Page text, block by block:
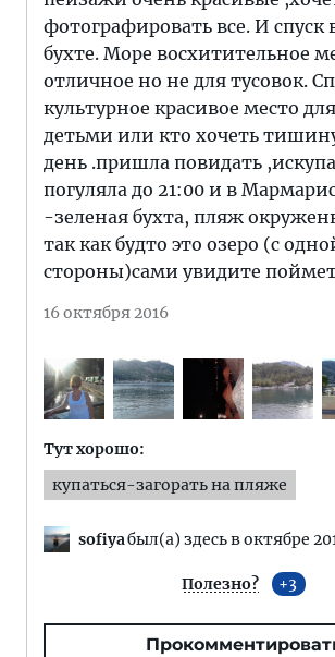
фотографировать все. И спуск
бухте. Море восхитительное
отличное но не для тусовок.
культурное красивое место
детьми или кто хочеть
день .пришла повидать
погуляла до 21:00 и в
-зеленая бухта, пляж
так как будто это озеро (с
стороны)сами увидите
16 октября 2016
Тут хорошо:
купаться-загорать на пляже
sofiyaбыл(а) здесь в октябре
Полезно? 3